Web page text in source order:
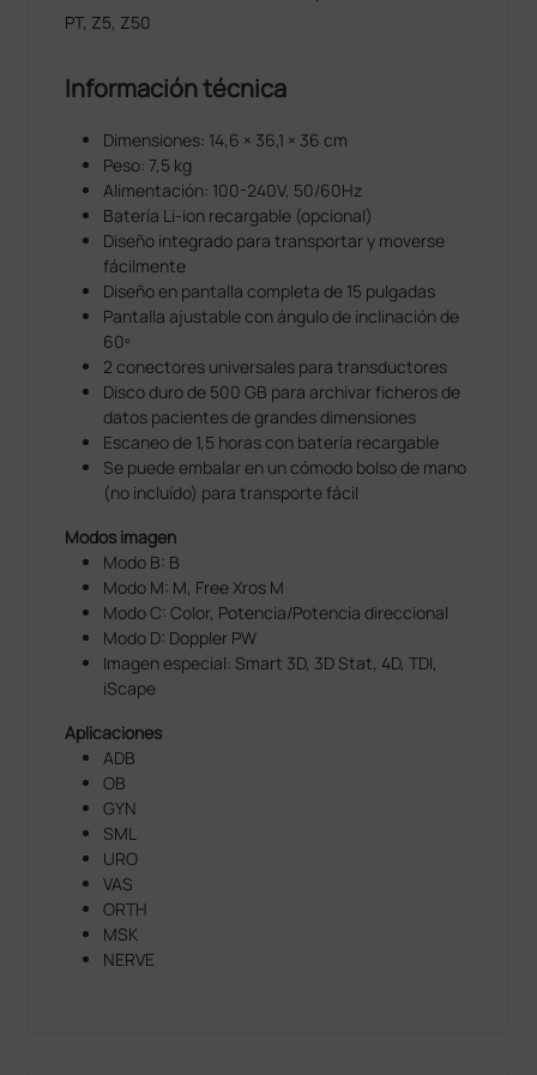
modo de iluminación virtual, generando una visión
El nuevo Z50 proporciona una optimización rápida e
inteligente del rostro fetal con solo un clic. Puede
remover inmediatamente las oclusiones en los datos
del volumen, eliminar la información de ruido no
deseada y generar una visión optimal del rostro fetal
con el mínimo esfuerzo.
Smart OB
Medición automática de los parametros fetales:
traza y calcula BPD, OFD, HC, HUM, AC y FL con solo
un clic.
iScape
Visión completa y ampliada de la estructura
anatómica a través de la imagen panorámica
capacidad de escaneo delante/atrás que la hace
mucho más simple, fluida y controlable.
ExFOV
Mejor información diagnóstica gracias a la
visualización ampliada de la estructura anatómica en
todas las sondas convexas.
B-Steer
Herramienta para una biopsia más profunda: permite
de ajustar la línea de escaneo para obtener una
mejor visibilidad de la aguja, de los nervios y de los
pequeños vasos.
iStorage
Transferencia directa de imágenes e informes al
equipo a través de un cable de red.
PT, Z5, Z50
Información técnica
Dimensiones: 14,6 × 36,1 × 36 cm
Peso: 7,5 kg
Alimentación: 100-240V, 50/60Hz
Batería Li-ion recargable (opcional)
Diseño integrado para transportar y moverse
fácilmente
Diseño en pantalla completa de 15 pulgadas
Pantalla ajustable con ángulo de inclinación de
60º
2 conectores universales para transductores
Disco duro de 500 GB para archivar ficheros de
datos pacientes de grandes dimensiones
Escaneo de 1,5 horas con batería recargable
Se puede embalar en un cómodo bolso de mano
(no incluído) para transporte fácil
Modos imagen
Modo B: B
Modo M: M, Free Xros M
Modo C: Color, Potencia/Potencia direccional
Modo D: Doppler PW
Imagen especial: Smart 3D, 3D Stat, 4D, TDI,
iScape
Aplicaciones
ADB
OB
GYN
SML
URO
VAS
ORTH
MSK
NERVE